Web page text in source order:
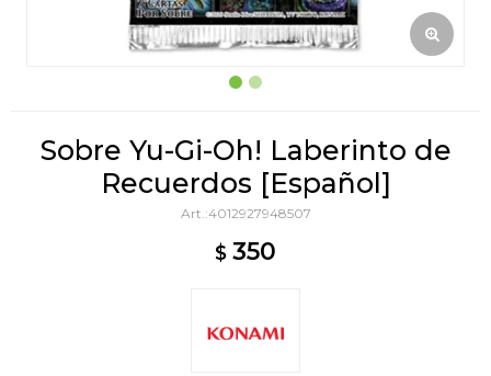
Sobre Yu-Gi-Oh! Laberinto de
Recuerdos [Español]
4012927948507
$ 350